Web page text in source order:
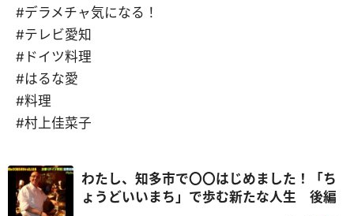
#デラメチャ気になる！
#テレビ愛知
#ドイツ料理
#はるな愛
#料理
#村上佳菜子
わたし、知多市で〇〇はじめました！「ち
ょうどいいまち」で歩む新たな人生 後編